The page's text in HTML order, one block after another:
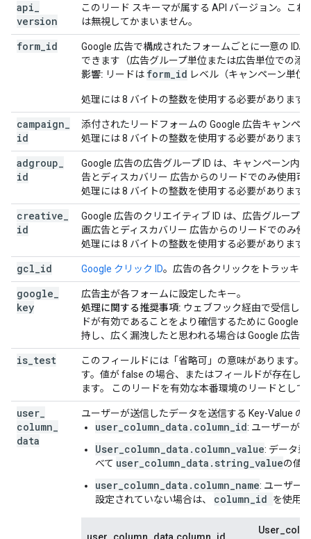
api
version
このリード スキーマが属する API バージョン。こ
は無視してかまいません。
form id
Google 広告で構成されたフォームごとに一意の ID
できます（広告グループ単位または広告単位での添
影響: リードは form_id レベル（キャンペーン単位
処理には 8 バイトの整数を使用する必要があります
campaign
id
添付されたリードフォームの Google 広告キャンペ
処理には 8 バイトの整数を使用する必要があります
adgroup
id
Google 広告の広告グループ ID は、キャンペーン内
告とディスカバリー 広告からのリードでのみ使用可
処理には 8 バイトの整数を使用する必要があります
creative
id
Google 広告のクリエイティブ ID は、広告グループ
画広告とディスカバリー 広告からのリードでのみ使
処理には 8 バイトの整数を使用する必要があります
gcl id Google クリック ID。広告の各クリックをトラッキ
google
key
広告主が各フォームに設定したキー。
処理に関する推奨事項: ウェブフック経由で受信し
ドが有効であることをより確信するために Google
持し、広く漏洩したと思われる場合は Google 広告
is test
このフィールドには「省略可」の意味があります
す。値が false の場合、またはフィールドが存在し
ます。 このリードを有効な本番環境のリードとして
user
column
data
ユーザーが送信したデータを送信する Key-Value の
user_column_data.column_id: ユーザーが
User_column_data.column_value: データ型
べて user_column_data.string_valueの値
user_column_data.column_name: ユーザー
設定されていない場合は、 column_id を使用